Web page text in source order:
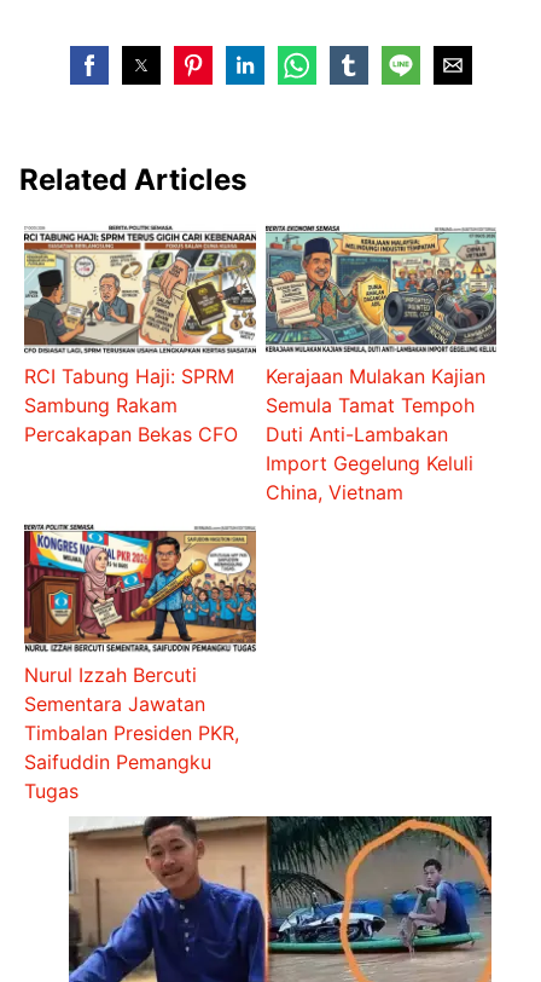
Related Articles
RCI Tabung Haji: SPRM
Sambung Rakam
Percakapan Bekas CFO
Kerajaan Mulakan Kajian
Semula Tamat Tempoh
Duti Anti-Lambakan
Import Gegelung Keluli
China, Vietnam
Nurul Izzah Bercuti
Sementara Jawatan
Timbalan Presiden PKR,
Saifuddin Pemangku
Tugas